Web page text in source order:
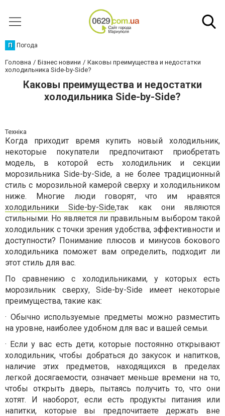
П Погода
Головна Бізнес новини
Каковы преимущества и недостатки
холодильника Side-by-Side?
Каковы преимущества и недостатки
холодильника Side-by-Side?
Техніка
Когда приходит время купить новый холодильник,
некоторые покупатели предпочитают приобретать
модель, в которой есть холодильник и секции
морозильника Side-by-Side, а не более традиционный
стиль с морозильной камерой сверху и холодильником
ниже. Многие люди говорят, что им нравятся
холодильники Side-by-Side,так как они являются
стильными. Но является ли правильным выбором такой
холодильник с точки зрения удобства, эффективности и
доступности? Понимание плюсов и минусов бокового
холодильника поможет вам определить, подходит ли
этот стиль для вас.
По сравнению с холодильниками, у которых есть
морозильник сверху, Side-by-Side имеет некоторые
преимущества, такие как:
· Обычно используемые предметы можно разместить
на уровне, наиболее удобном для вас и вашей семьи.
· Если у вас есть дети, которые постоянно открывают
холодильник, чтобы добраться до закусок и напитков,
наличие этих предметов, находящихся в пределах
легкой досягаемости, означает меньше времени на то,
чтобы открыть дверь, пытаясь получить то, что они
хотят. И наоборот, если есть продукты питания или
напитки, которые вы предпочитаете держать вне